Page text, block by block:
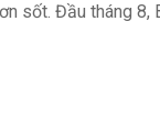
sốt. Đầu tháng 8,